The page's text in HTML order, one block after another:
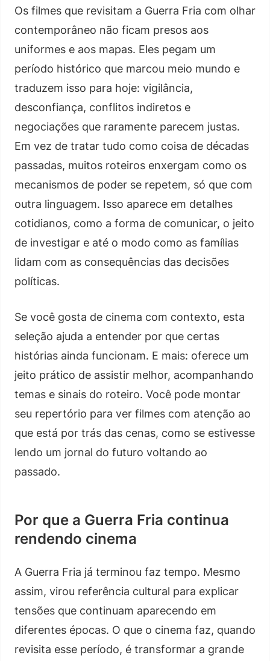
Os filmes que revisitam a Guerra Fria com olhar
contemporâneo não ficam presos aos
uniformes e aos mapas. Eles pegam um
período histórico que marcou meio mundo e
traduzem isso para hoje: vigilância,
desconfiança, conflitos indiretos e
negociações que raramente parecem justas.
Em vez de tratar tudo como coisa de décadas
passadas, muitos roteiros enxergam como os
mecanismos de poder se repetem, só que com
outra linguagem. Isso aparece em detalhes
cotidianos, como a forma de comunicar, o jeito
de investigar e até o modo como as famílias
lidam com as consequências das decisões
políticas.
Se você gosta de cinema com contexto, esta
seleção ajuda a entender por que certas
histórias ainda funcionam. E mais: oferece um
jeito prático de assistir melhor, acompanhando
temas e sinais do roteiro. Você pode montar
seu repertório para ver filmes com atenção ao
que está por trás das cenas, como se estivesse
lendo um jornal do futuro voltando ao
passado.
Por que a Guerra Fria continua
rendendo cinema
A Guerra Fria já terminou faz tempo. Mesmo
assim, virou referência cultural para explicar
tensões que continuam aparecendo em
diferentes épocas. O que o cinema faz, quando
revisita esse período, é transformar a grande